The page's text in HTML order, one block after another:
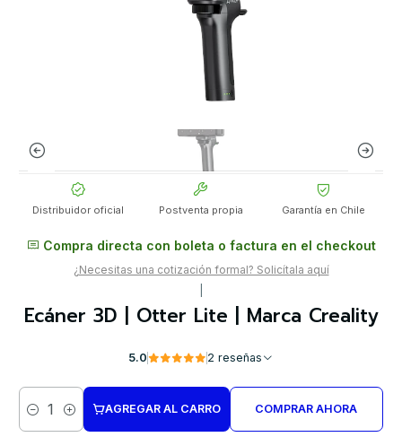
Distribuidor oficial Postventa propia Garantía en Chile
Compra directa con boleta o factura en el checkout
¿Necesitas una cotización formal? Solicítala aquí
Ecáner 3D | Otter Lite | Marca Creality
5.0 2 reseñas
Cantidad
AGREGAR AL CARRO COMPRAR AHORA